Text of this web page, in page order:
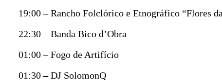
19:00 – Rancho Folclórico e Etnográfico “Flores
22:30 – Banda Bico d’Obra
01:00 – Fogo de Artifício
01:30 – DJ SolomonQ